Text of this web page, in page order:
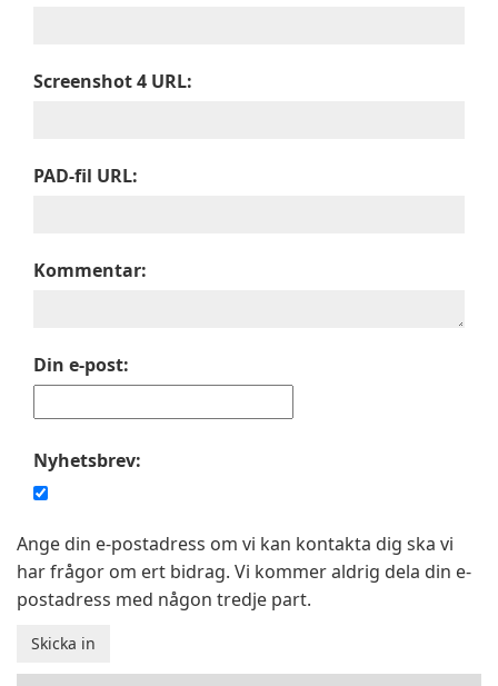
Screenshot 4 URL:
PAD-fil URL:
Kommentar:
Din e-post:
Nyhetsbrev:
Ange din e-postadress om vi kan kontakta dig ska vi
har frågor om ert bidrag. Vi kommer aldrig dela din e-
postadress med någon tredje part.